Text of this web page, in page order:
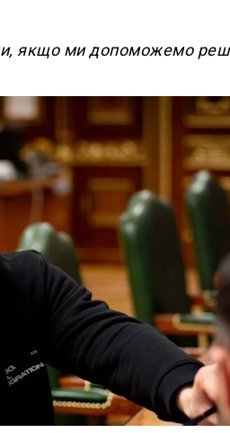
якщо ми допоможемо